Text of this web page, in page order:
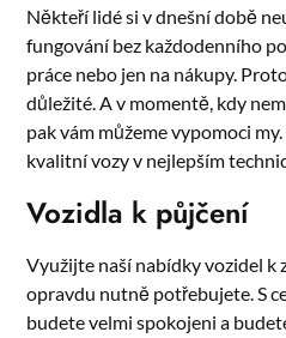
Někteří lidé si v dnešní době
fungování bez každodenního
práce nebo jen na nákupy.
důležité. A v momentě, kdy
pak vám můžeme vypomoci
kvalitní vozy v nejlepším
Vozidla k půjčení
Využijte naší nabídky vozidel k
opravdu nutně potřebujete. S
budete velmi spokojeni a